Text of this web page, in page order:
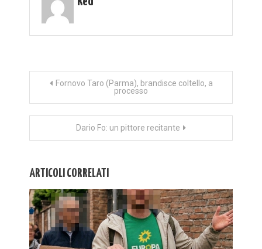
Navigazione
Fornovo Taro (Parma), brandisce coltello, a
processo
Dario Fo: un pittore recitante
ARTICOLI CORRELATI